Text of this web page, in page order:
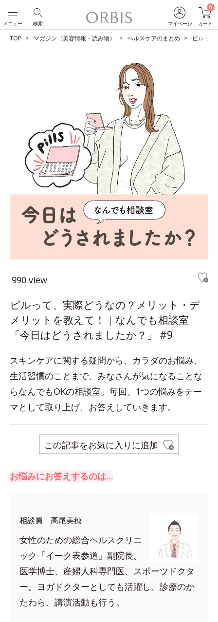
マイページ
0
カート
検索
メニュー
TOP マガジン（美容情報・読み物） ヘルスケアのまとめ ピルっ
990 view
ピルって、実際どうなの？メリット・デ
メリットを教えて！｜なんでも相談室
「今日はどうされましたか？」 #9
スキンケアに関する疑問から、カラダのお悩み、
生活習慣のことまで、みなさんが気になることな
らなんでもOKの相談室。毎回、1つの悩みをテー
マとして取り上げ、お答えしていきます。
この記事をお気に入りに追加
お悩みにお答えするのは…
相談員 高尾美穂
女性のための総合ヘルスクリニ
ック「イーク表参道」副院長。
医学博士、産婦人科専門医、スポーツドクタ
ー。ヨガドクターとしても活躍し、診療のか
たわら、講演活動も行う。